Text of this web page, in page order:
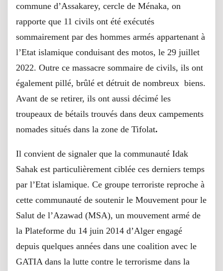
commune d’Assakarey, cercle de Ménaka, on
rapporte que 11 civils ont été exécutés
sommairement par des hommes armés appartenant à
l’Etat islamique conduisant des motos, le 29 juillet
2022. Outre ce massacre sommaire de civils, ils ont
également pillé, brûlé et détruit de nombreux biens.
Avant de se retirer, ils ont aussi décimé les
troupeaux de bétails trouvés dans deux campements
nomades situés dans la zone de Tifolat.
Il convient de signaler que la communauté Idak
Sahak est particulièrement ciblée ces derniers temps
par l’Etat islamique. Ce groupe terroriste reproche à
cette communauté de soutenir le Mouvement pour le
Salut de l’Azawad (MSA), un mouvement armé de
la Plateforme du 14 juin 2014 d’Alger engagé
depuis quelques années dans une coalition avec le
GATIA dans la lutte contre le terrorisme dans la